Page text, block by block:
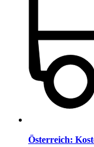
Österreich: